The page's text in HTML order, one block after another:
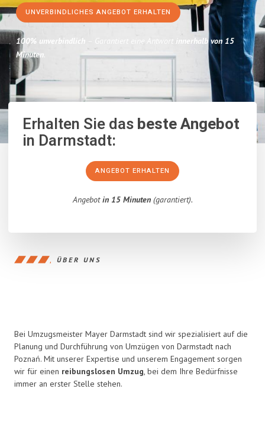
UNVERBINDLICHES ANGEBOT ERHALTEN
100% unverbindlich – Garantiert eine Antwort innerhalb von 15
Minuten.
Erhalten Sie dasbeste Angebot
in Darmstadt:
ANGEBOT ERHALTEN
Angebotin 15 Minuten(garantiert).
ÜBER UNS
Bei Umzugsmeister Mayer Darmstadt sind wir spezialisiert auf die
Planung und Durchführung von Umzügen von Darmstadt nach
Poznań. Mit unserer Expertise und unserem Engagement sorgen
wir für einen reibungslosen Umzug, bei dem Ihre Bedürfnisse
immer an erster Stelle stehen.